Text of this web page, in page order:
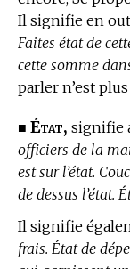
Il signifie en
Faites état de
cette somme
parler n’est
■ État, signifie
officiers de la
est sur l’état.
de dessus l’état.
Il signifie
frais. État de